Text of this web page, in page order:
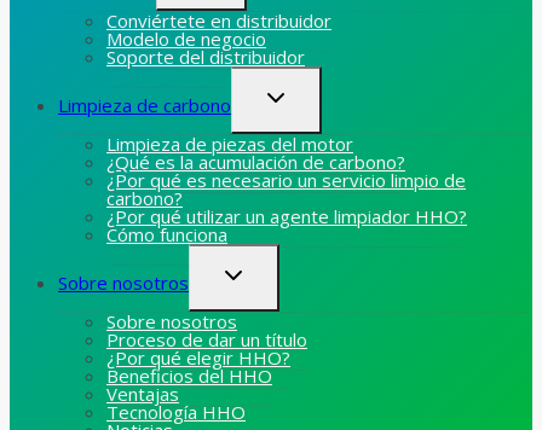
hijo
Conviértete en distribuidor
Modelo de negocio
Soporte del distribuidor
Limpieza de carbono
Alternar
hijo
Limpieza de piezas del motor
¿Qué es la acumulación de carbono?
¿Por qué es necesario un servicio limpio de
carbono?
¿Por qué utilizar un agente limpiador HHO?
Cómo funciona
Sobre nosotros
Alternar
hijo
Sobre nosotros
Proceso de dar un título
¿Por qué elegir HHO?
Beneficios del HHO
Ventajas
Tecnología HHO